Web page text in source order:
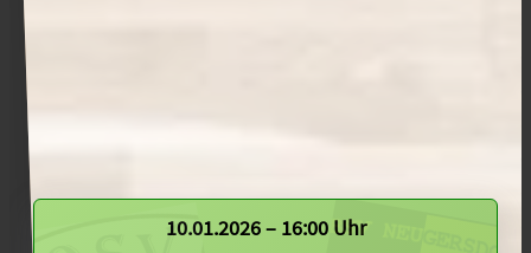
10.01.2026 – 16:00 Uhr